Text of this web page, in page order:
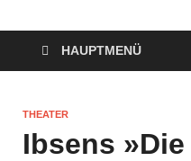
HAUPTMENÜ
THEATER
Ibsens